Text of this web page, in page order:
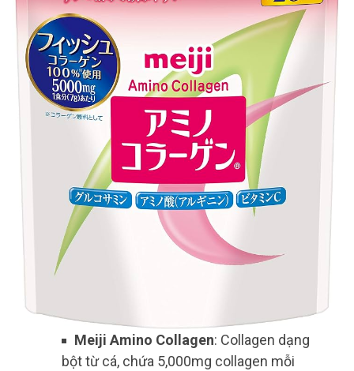
Meiji Amino Collagen: Collagen dạng
bột từ cá, chứa 5,000mg collagen mỗi